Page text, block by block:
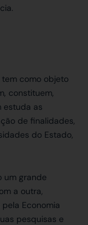
tem como objeto
constituem,
estuda as
de finalidades,
do Estado,
um grande
a outra,
Economia
pesquisas e